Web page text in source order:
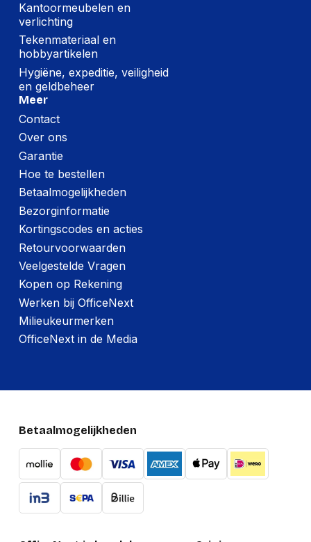
Thunderbolt
technologie
Maximale
overdrachtssnelheid
van gegevens
1,030 mbit_s
Verpakking
Meegeleverde kabels
Gebruiksaanwijzing
Diepte verpakking
Hoogte verpakking
Breedte verpakking
Gewicht verpakking
Kantoormeubelen en
verlichting
Tekenmateriaal en
hobbyartikelen
Hygiëne, expeditie, veiligheid
en geldbeheer
Meer
Contact
Over ons
Garantie
Hoe te bestellen
Betaalmogelijkheden
Bezorginformatie
Kortingscodes en acties
Retourvoorwaarden
Veelgestelde Vragen
Kopen op Rekening
Werken bij OfficeNext
Milieukeurmerken
OfficeNext in de Media
Betaalmogelijkheden